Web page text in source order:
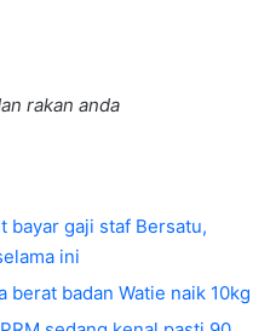
rakan anda
bayar gaji staf Bersatu,
ini
berat badan Watie naik 10kg